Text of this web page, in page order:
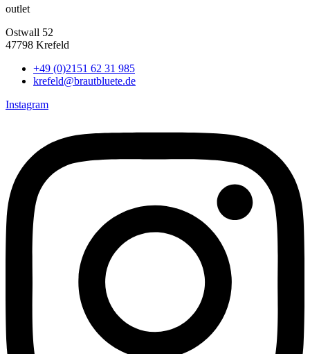
outlet
Ostwall 52
47798 Krefeld
+49 (0)2151 62 31 985
krefeld@brautbluete.de
Instagram